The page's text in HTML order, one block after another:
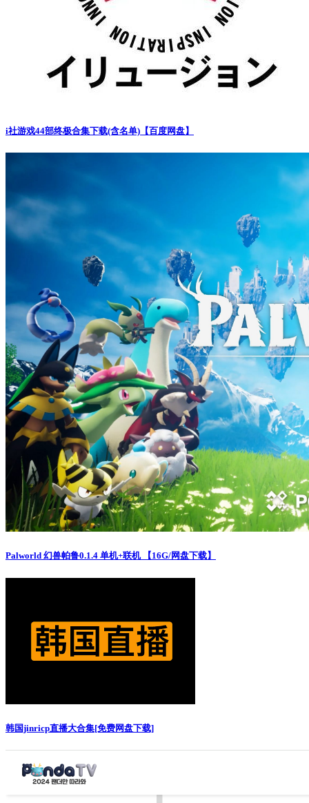
i社游戏44部终极合集下载(含名单)【百度网盘】
Palworld 幻兽帕鲁0.1.4 单机+联机 【16G/网盘下载】
韩国jinricp直播大合集[免费网盘下载]